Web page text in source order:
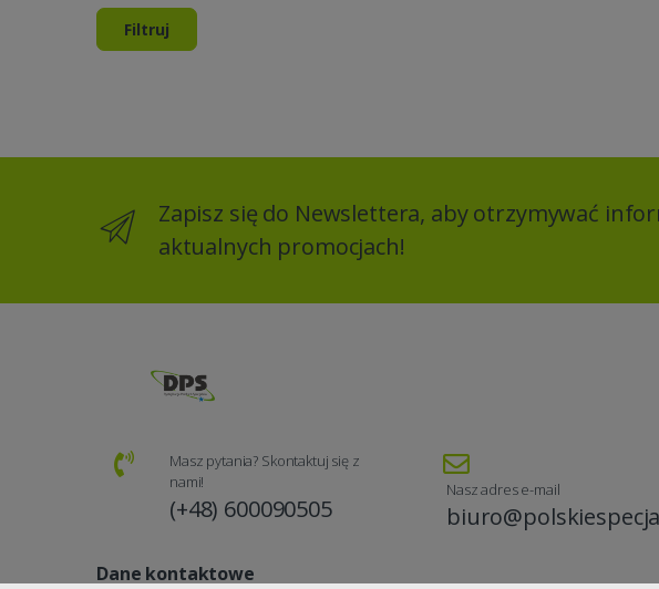
Filtruj
Zapisz się do Newslettera, aby otrzymywać
aktualnych promocjach!
Masz pytania? Skontaktuj się z
nami!
(+48) 600090505
Nasz adres e-mail
Dane kontaktowe